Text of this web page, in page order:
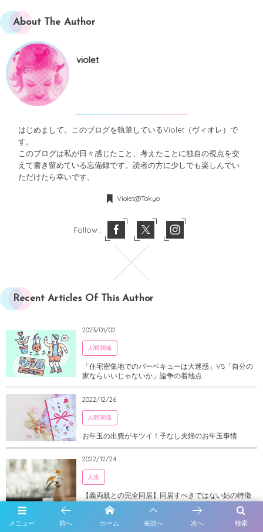
About The Author
violet
はじめまして。このブログを執筆しているViolet（ヴィオレ）で
す。
このブログは私が日々感じたこと、考えたことに独自の視点を交
えて書き留めている忘備録です。読者の方に少しでも楽しんでい
ただけたら幸いです。
Violet@Tokyo
Follow :
Recent Articles Of This Author
2023/01/02
人間関係
「住宅密集地でのバーベキューは大迷惑」VS「自分の
家ならいいじゃないか」論争の着地点
2022/12/26
人間関係
お年玉の出費がキツイ！子なし夫婦のお年玉事情
2022/12/24
人生
【義両親との完全同居】同居すべきではない姑の特徴
とチェックポイント
2022/06/23
メニュー 検索
前へ ホーム 先頭へ 次へ